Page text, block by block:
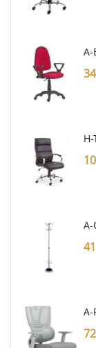
A-
H-
A-
A-